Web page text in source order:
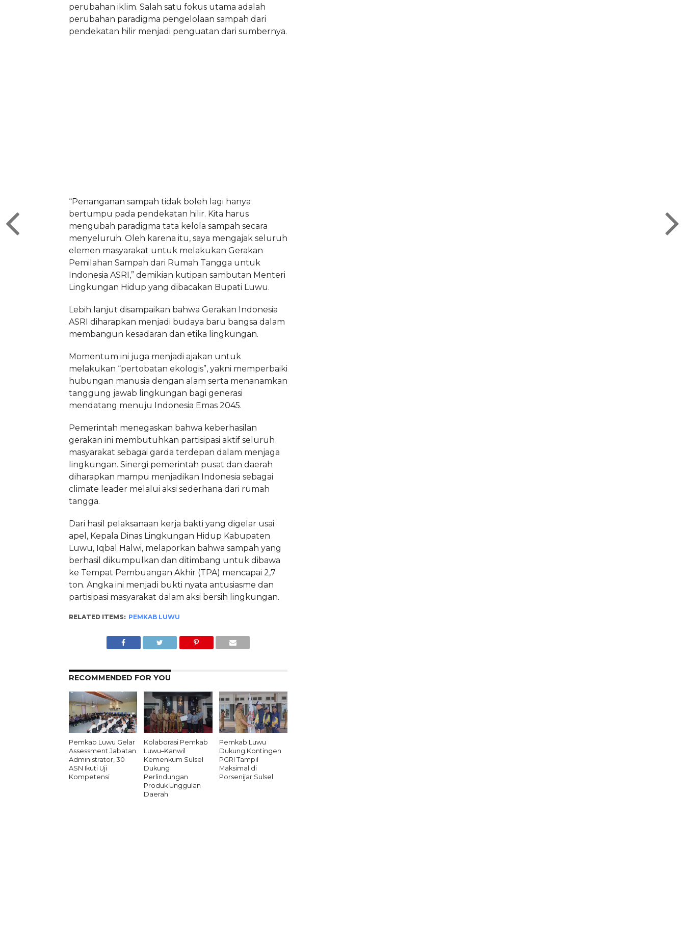
perubahan iklim. Salah satu fokus utama adalah
perubahan paradigma pengelolaan sampah dari
pendekatan hilir menjadi penguatan dari sumbernya.
“Penanganan sampah tidak boleh lagi hanya
bertumpu pada pendekatan hilir. Kita harus
mengubah paradigma tata kelola sampah secara
menyeluruh. Oleh karena itu, saya mengajak seluruh
elemen masyarakat untuk melakukan Gerakan
Pemilahan Sampah dari Rumah Tangga untuk
Indonesia ASRI,” demikian kutipan sambutan Menteri
Lingkungan Hidup yang dibacakan Bupati Luwu.
Lebih lanjut disampaikan bahwa Gerakan Indonesia
ASRI diharapkan menjadi budaya baru bangsa dalam
membangun kesadaran dan etika lingkungan.
Momentum ini juga menjadi ajakan untuk
melakukan “pertobatan ekologis”, yakni memperbaiki
hubungan manusia dengan alam serta menanamkan
tanggung jawab lingkungan bagi generasi
mendatang menuju Indonesia Emas 2045.
Pemerintah menegaskan bahwa keberhasilan
gerakan ini membutuhkan partisipasi aktif seluruh
masyarakat sebagai garda terdepan dalam menjaga
lingkungan. Sinergi pemerintah pusat dan daerah
diharapkan mampu menjadikan Indonesia sebagai
climate leader melalui aksi sederhana dari rumah
tangga.
Dari hasil pelaksanaan kerja bakti yang digelar usai
apel, Kepala Dinas Lingkungan Hidup Kabupaten
Luwu, Iqbal Halwi, melaporkan bahwa sampah yang
berhasil dikumpulkan dan ditimbang untuk dibawa
ke Tempat Pembuangan Akhir (TPA) mencapai 2,7
ton. Angka ini menjadi bukti nyata antusiasme dan
partisipasi masyarakat dalam aksi bersih lingkungan.
RELATED ITEMS: PEMKAB LUWU
RECOMMENDED FOR YOU
Pemkab Luwu Gelar
Assessment Jabatan
Administrator, 30
ASN Ikuti Uji
Kompetensi
Kolaborasi Pemkab
Luwu–Kanwil
Kemenkum Sulsel
Dukung
Perlindungan
Produk Unggulan
Daerah
Pemkab Luwu
Dukung Kontingen
PGRI Tampil
Maksimal di
Porsenijar Sulsel